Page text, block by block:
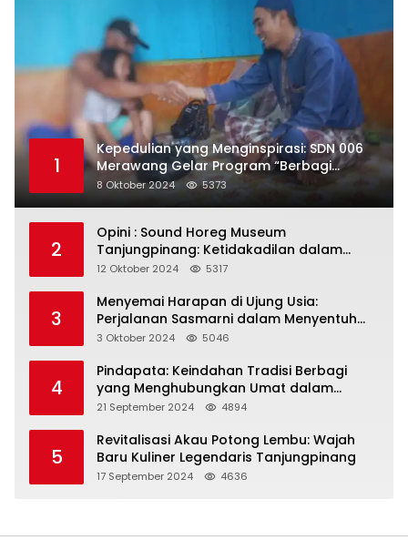
1
Kepedulian yang Menginspirasi: SDN 006
Merawang Gelar Program “Berbagi
Segenggam Beras”
8 Oktober 2024 5373
2
Opini : Sound Horeg Museum
Tanjungpinang: Ketidakadilan dalam
Representasi
12 Oktober 2024 5317
3
Menyemai Harapan di Ujung Usia:
Perjalanan Sasmarni dalam Menyentuh
Hati dan Jiwa
3 Oktober 2024 5046
4
Pindapata: Keindahan Tradisi Berbagi
yang Menghubungkan Umat dalam
Spiritualitas dan Kebersamaan dalam
21 September 2024 4894
5
Revitalisasi Akau Potong Lembu: Wajah
Baru Kuliner Legendaris Tanjungpinang
17 September 2024 4636